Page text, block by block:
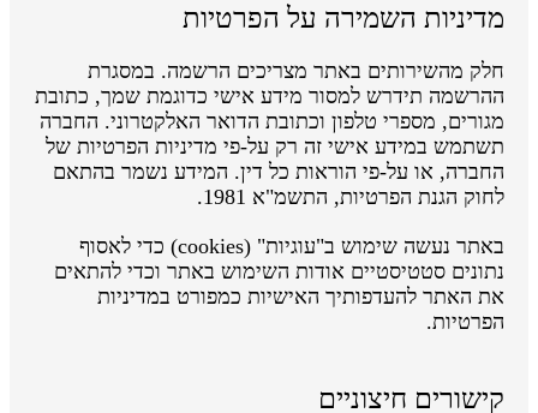
מדיניות השמירה על הפרטיות
חלק מהשירותים באתר מצריכים הרשמה. במסגרת
ההרשמה תידרש למסור מידע אישי כדוגמת שמך, כתובת
מגורים, מספרי טלפון וכתובת הדואר האלקטרוני. החברה
תשתמש במידע אישי זה רק על-פי מדיניות הפרטיות של
החברה, או על-פי הוראות כל דין. המידע נשמר בהתאם
לחוק הגנת הפרטיות, התשמ"א 1981.
באתר נעשה שימוש ב"עוגיות" (cookies) כדי לאסוף
נתונים סטטיסטיים אודות השימוש באתר וכדי להתאים
את האתר להעדפותיך האישיות כמפורט במדיניות
הפרטיות.
קישורים חיצוניים